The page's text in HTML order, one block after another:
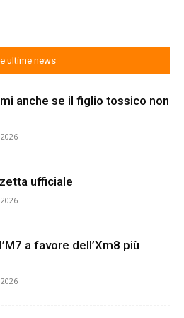
ultime news
anche se il figlio tossico non
ufficiale
a favore dell’Xm8 più